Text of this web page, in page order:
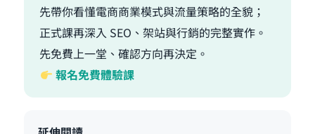
先帶你看懂電商商業模式與流量策略的全貌；
正式課再深入 SEO、架站與行銷的完整實作。
先免費上一堂、確認方向再決定。
報名免費體驗課